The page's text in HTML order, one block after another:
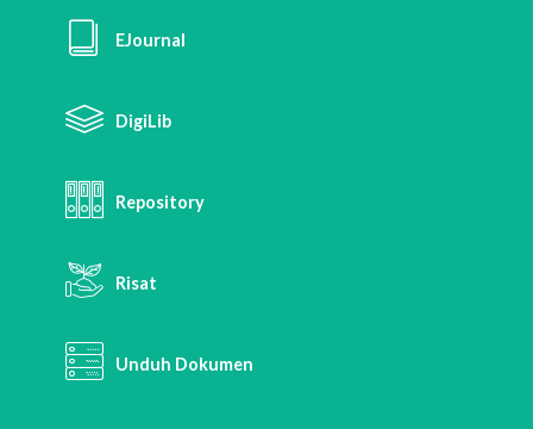
EJournal
DigiLib
Repository
Risat
Unduh Dokumen